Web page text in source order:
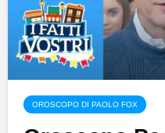
OROSCOPO DI PAOLO FOX